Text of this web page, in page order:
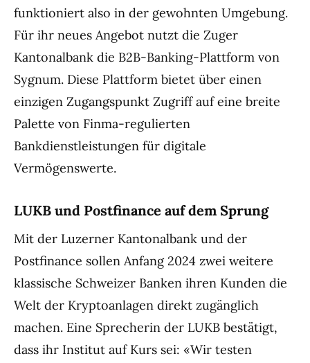
funktioniert also in der gewohnten Umgebung.
Für ihr neues Angebot nutzt die Zuger
Kantonalbank die B2B-Banking-Plattform von
Sygnum. Diese Plattform bietet über einen
einzigen Zugangspunkt Zugriff auf eine breite
Palette von Finma-regulierten
Bankdienstleistungen für digitale
Vermögenswerte.
LUKB und Postfinance auf dem Sprung
Mit der Luzerner Kantonalbank und der
Postfinance sollen Anfang 2024 zwei weitere
klassische Schweizer Banken ihren Kunden die
Welt der Kryptoanlagen direkt zugänglich
machen. Eine Sprecherin der LUKB bestätigt,
dass ihr Institut auf Kurs sei: «Wir testen